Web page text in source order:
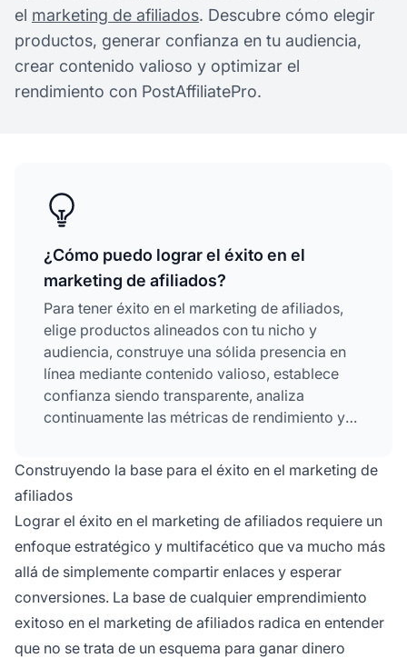
el marketing de afiliados. Descubre cómo elegir
productos, generar confianza en tu audiencia,
crear contenido valioso y optimizar el
rendimiento con PostAffiliatePro.
¿Cómo puedo lograr el éxito en el
marketing de afiliados?
Para tener éxito en el marketing de afiliados,
elige productos alineados con tu nicho y
audiencia, construye una sólida presencia en
línea mediante contenido valioso, establece
confianza siendo transparente, analiza
continuamente las métricas de rendimiento y
reputados mientras te mantienes actualizado
sobre tendencias del sector.
Construyendo la base para el éxito en el marketing de
afiliados
Lograr el éxito en el marketing de afiliados requiere un
enfoque estratégico y multifacético que va mucho más
allá de simplemente compartir enlaces y esperar
conversiones. La base de cualquier emprendimiento
exitoso en el marketing de afiliados radica en entender
que no se trata de un esquema para ganar dinero